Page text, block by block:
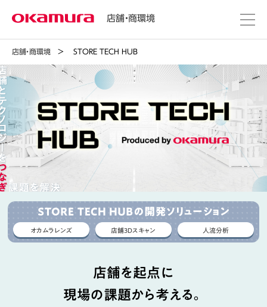
店舗・商環境
店舗・商環境 ＞ STORE TECH HUB
オカムラレンズ 店舗3Dスキャン 人流分析
店舗を起点に
現場の課題から考える。